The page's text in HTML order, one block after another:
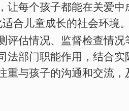
让每个孩子都能在关爱中
适合儿童成长的社会环境
评估情况、监督检查情
法部门职能作用，结合
重与孩子的沟通和交流